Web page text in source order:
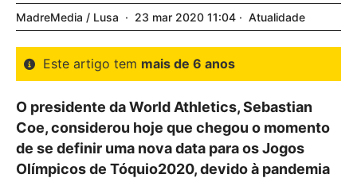
MadreMedia / Lusa 23 mar 2020 11:04 Atualidade
Este artigo tem mais de 6 anos
O presidente da World Athletics, Sebastian
Coe, considerou hoje que chegou o momento
de se definir uma nova data para os Jogos
Olímpicos de Tóquio2020, devido à pandemia